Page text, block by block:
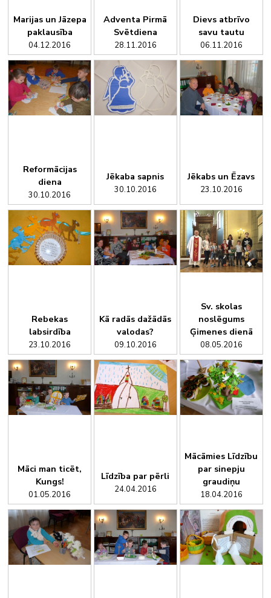
Marijas un Jāzepa
paklausība
04.12.2016
Adventa Pirmā
Svētdiena
28.11.2016
Dievs atbrīvo
savu tautu
06.11.2016
Reformācijas
diena
30.10.2016
Jēkaba sapnis
30.10.2016
Jēkabs un Ēzavs
23.10.2016
Rebekas
labsirdība
23.10.2016
Kā radās dažādās
valodas?
09.10.2016
Sv. skolas
noslēgums
Ģimenes dienā
08.05.2016
Māci man ticēt,
Kungs!
01.05.2016
Līdzība par pērli
24.04.2016
Mācāmies Līdzību
par sinepju
graudiņu
18.04.2016